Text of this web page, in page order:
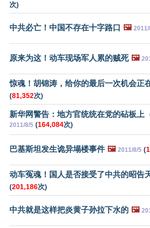
次)
中共必亡！中国不存在十字路口 🖼️ 2011/
原来为这！动车现场军人累的贼死 🖼️
惊魂！胡锦涛，给你的最后一次机会正
(81,352次)
新华网警告：地方官统统在党的砧板上
2011/8/5 (164,084次)
巴基斯坦发生诡异塌楼事件 🖼️ 2011/8/5 (
动车冤魂！国人是否接受了中共的昭告
(201,186次)
中共就是这样把炎黄子孙拉下水的 🖼️